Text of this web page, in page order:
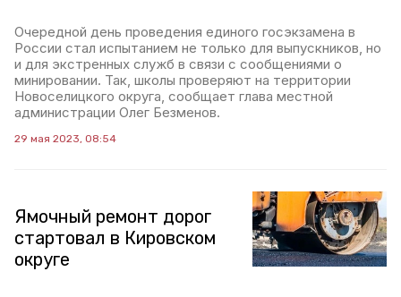
Очередной день проведения единого госэкзамена в
России стал испытанием не только для выпускников, но
и для экстренных служб в связи с сообщениями о
минировании. Так, школы проверяют на территории
Новоселицкого округа, сообщает глава местной
администрации Олег Безменов.
29 мая 2023, 08:54
Ямочный ремонт дорог
стартовал в Кировском
округе